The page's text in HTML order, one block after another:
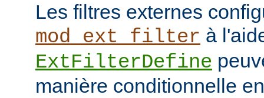
Les filtres externes
mod_ext_filter à
ExtFilterDefine
manière conditionnelle